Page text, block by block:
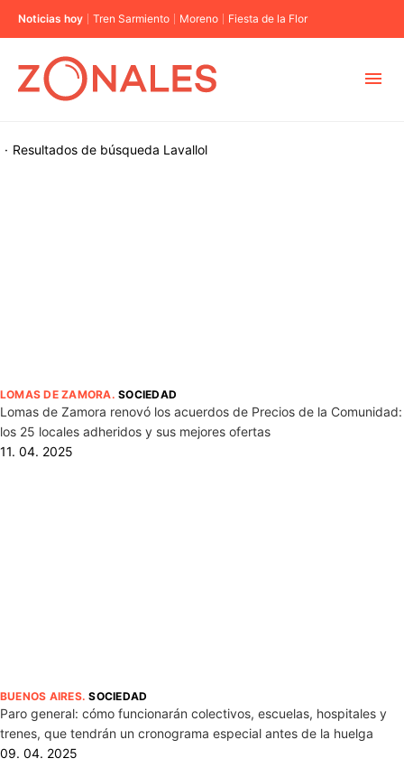
Noticias hoy Tren Sarmiento Moreno Fiesta de la Flor
Resultados de búsqueda
· Lavallol
LOMAS DE ZAMORA.SOCIEDAD
Lomas de Zamora renovó los acuerdos de Precios de la Comunidad:
los 25 locales adheridos y sus mejores ofertas
11. 04. 2025
BUENOS AIRES.SOCIEDAD
Paro general: cómo funcionarán colectivos, escuelas, hospitales y
trenes, que tendrán un cronograma especial antes de la huelga
09. 04. 2025